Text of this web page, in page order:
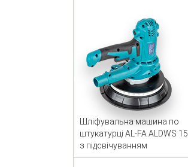
Шліфувальна машина по
штукатурці AL-FA ALDWS 15
з підсвічуванням